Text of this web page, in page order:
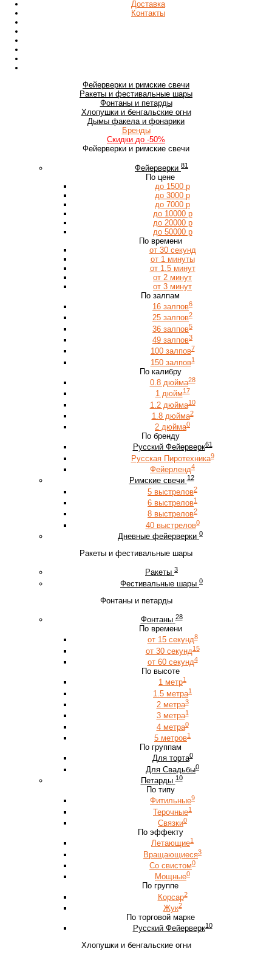
Доставка
Контакты
Фейерверки и римские свечи
Ракеты и фестивальные шары
Фонтаны и петарды
Хлопушки и бенгальские огни
Дымы факела и фонарики
Бренды
Скидки до -50%
Фейерверки и римские свечи
Фейерверки 81
По цене
до 1500 р
до 3000 р
до 7000 р
до 10000 р
до 20000 р
до 50000 р
По времени
от 30 секунд
от 1 минуты
от 1.5 минут
от 2 минут
от 3 минут
По залпам
16 залпов6
25 залпов2
36 залпов5
49 залпов3
100 залпов7
150 залпов1
По калибру
0.8 дюйма28
1 дюйм17
1.2 дюйма10
1.8 дюйма2
2 дюйма0
По бренду
Русский Фейерверк61
Русская Пиротехника9
Фейерленд4
Римские свечи 12
5 выстрелов2
6 выстрелов1
8 выстрелов2
40 выстрелов0
Дневные фейерверки 0
Ракеты и фестивальные шары
Ракеты 3
Фестивальные шары 0
Фонтаны и петарды
Фонтаны 28
По времени
от 15 секунд8
от 30 секунд15
от 60 секунд4
По высоте
1 метр1
1.5 метра1
2 метра3
3 метра1
4 метра0
5 метров1
По группам
Для торта0
Для Свадьбы0
Петарды 10
По типу
Фитильные9
Терочные1
Связки0
По эффекту
Летающие1
Вращающиеся3
Со свистом0
Мощные0
По группе
Корсар2
Жук2
По торговой марке
Русский Фейерверк10
Хлопушки и бенгальские огни